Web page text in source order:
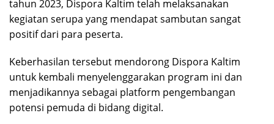
tahun 2023, Dispora Kaltim telah melaksanakan
kegiatan serupa yang mendapat sambutan sangat
positif dari para peserta.
Keberhasilan tersebut mendorong Dispora Kaltim
untuk kembali menyelenggarakan program ini dan
menjadikannya sebagai platform pengembangan
potensi pemuda di bidang digital.